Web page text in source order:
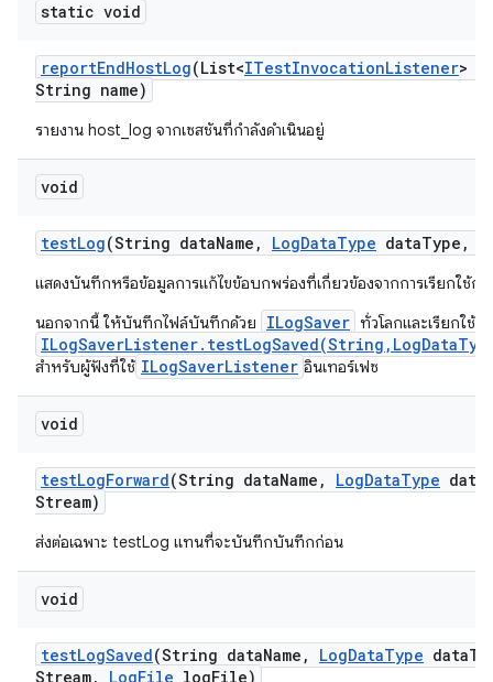
static void
reportEndHostLog(List<ITestInvocationListener>
String name)
รายงาน host_log จากเซสชันที่กำลังดำเนินอยู่
void
testLog(String dataName , LogDataType dataType ,
แสดงบันทึกหรือข้อมูลการแก้ไขข้อบกพร่องที่เกี่ยวข้องจากการเรียกใช้ก
นอกจากนี้ ให้บันทึกไฟล์บันทึกด้วย
ILogSaver ทั่วโลกและเรียกใช้
สำหรับผู้ฟังที่ใช้ ILogSaverListener อินเทอร์เฟซ
void
testLogForward(String dataName , LogDataType data
Stream)
ส่งต่อเฉพาะ testLog แทนที่จะบันทึกบันทึกก่อน
void
testLogSaved(String dataName , LogDataType data
Stream, LogFile logFile)